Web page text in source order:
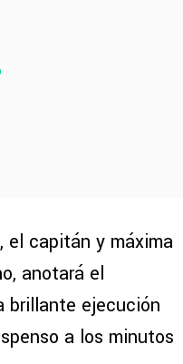
, el capitán y máxima
anotará el
brillante ejecución
a los minutos